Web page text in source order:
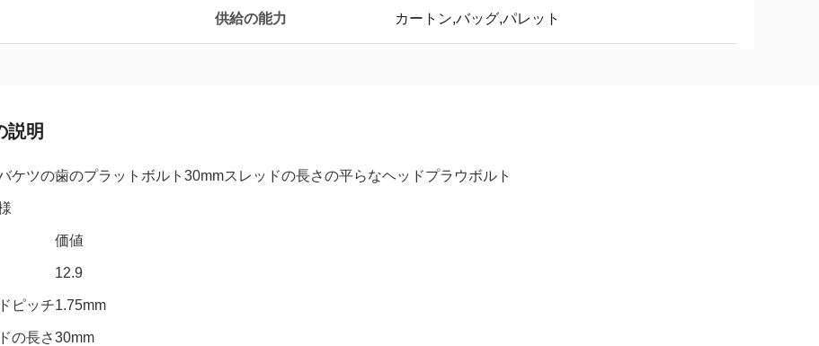
供給の能力 カートン,バッグ,パレット
説明
ケツの歯のプラットボルト30mmスレッドの長さの平らなヘッドプラウボルト
価値
12.9
ピッチ1.75mm
の長さ30mm